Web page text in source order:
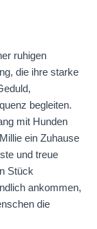
ruhigen
die ihre starke
begleiten.
mit Hunden
ein Zuhause
und treue
Stück
ankommen,
die